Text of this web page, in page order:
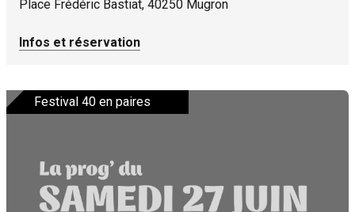
Place Frédéric Bastiat, 40250 Mugron
Infos et réservation
Festival 40 en paires